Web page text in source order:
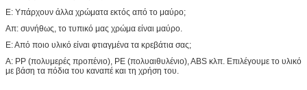
Ε: Υπάρχουν άλλα χρώματα εκτός από το μαύρο;
Απ: συνήθως, το τυπικό μας χρώμα είναι μαύρο.
Ε: Από ποιο υλικό είναι φτιαγμένα τα κρεβάτια σας;
Α: PP (πολυμερές προπένιο), PE (πολυαιθυλένιο), ABS κλπ. Επιλέγουμε το υλικό
με βάση τα πόδια του καναπέ και τη χρήση του.